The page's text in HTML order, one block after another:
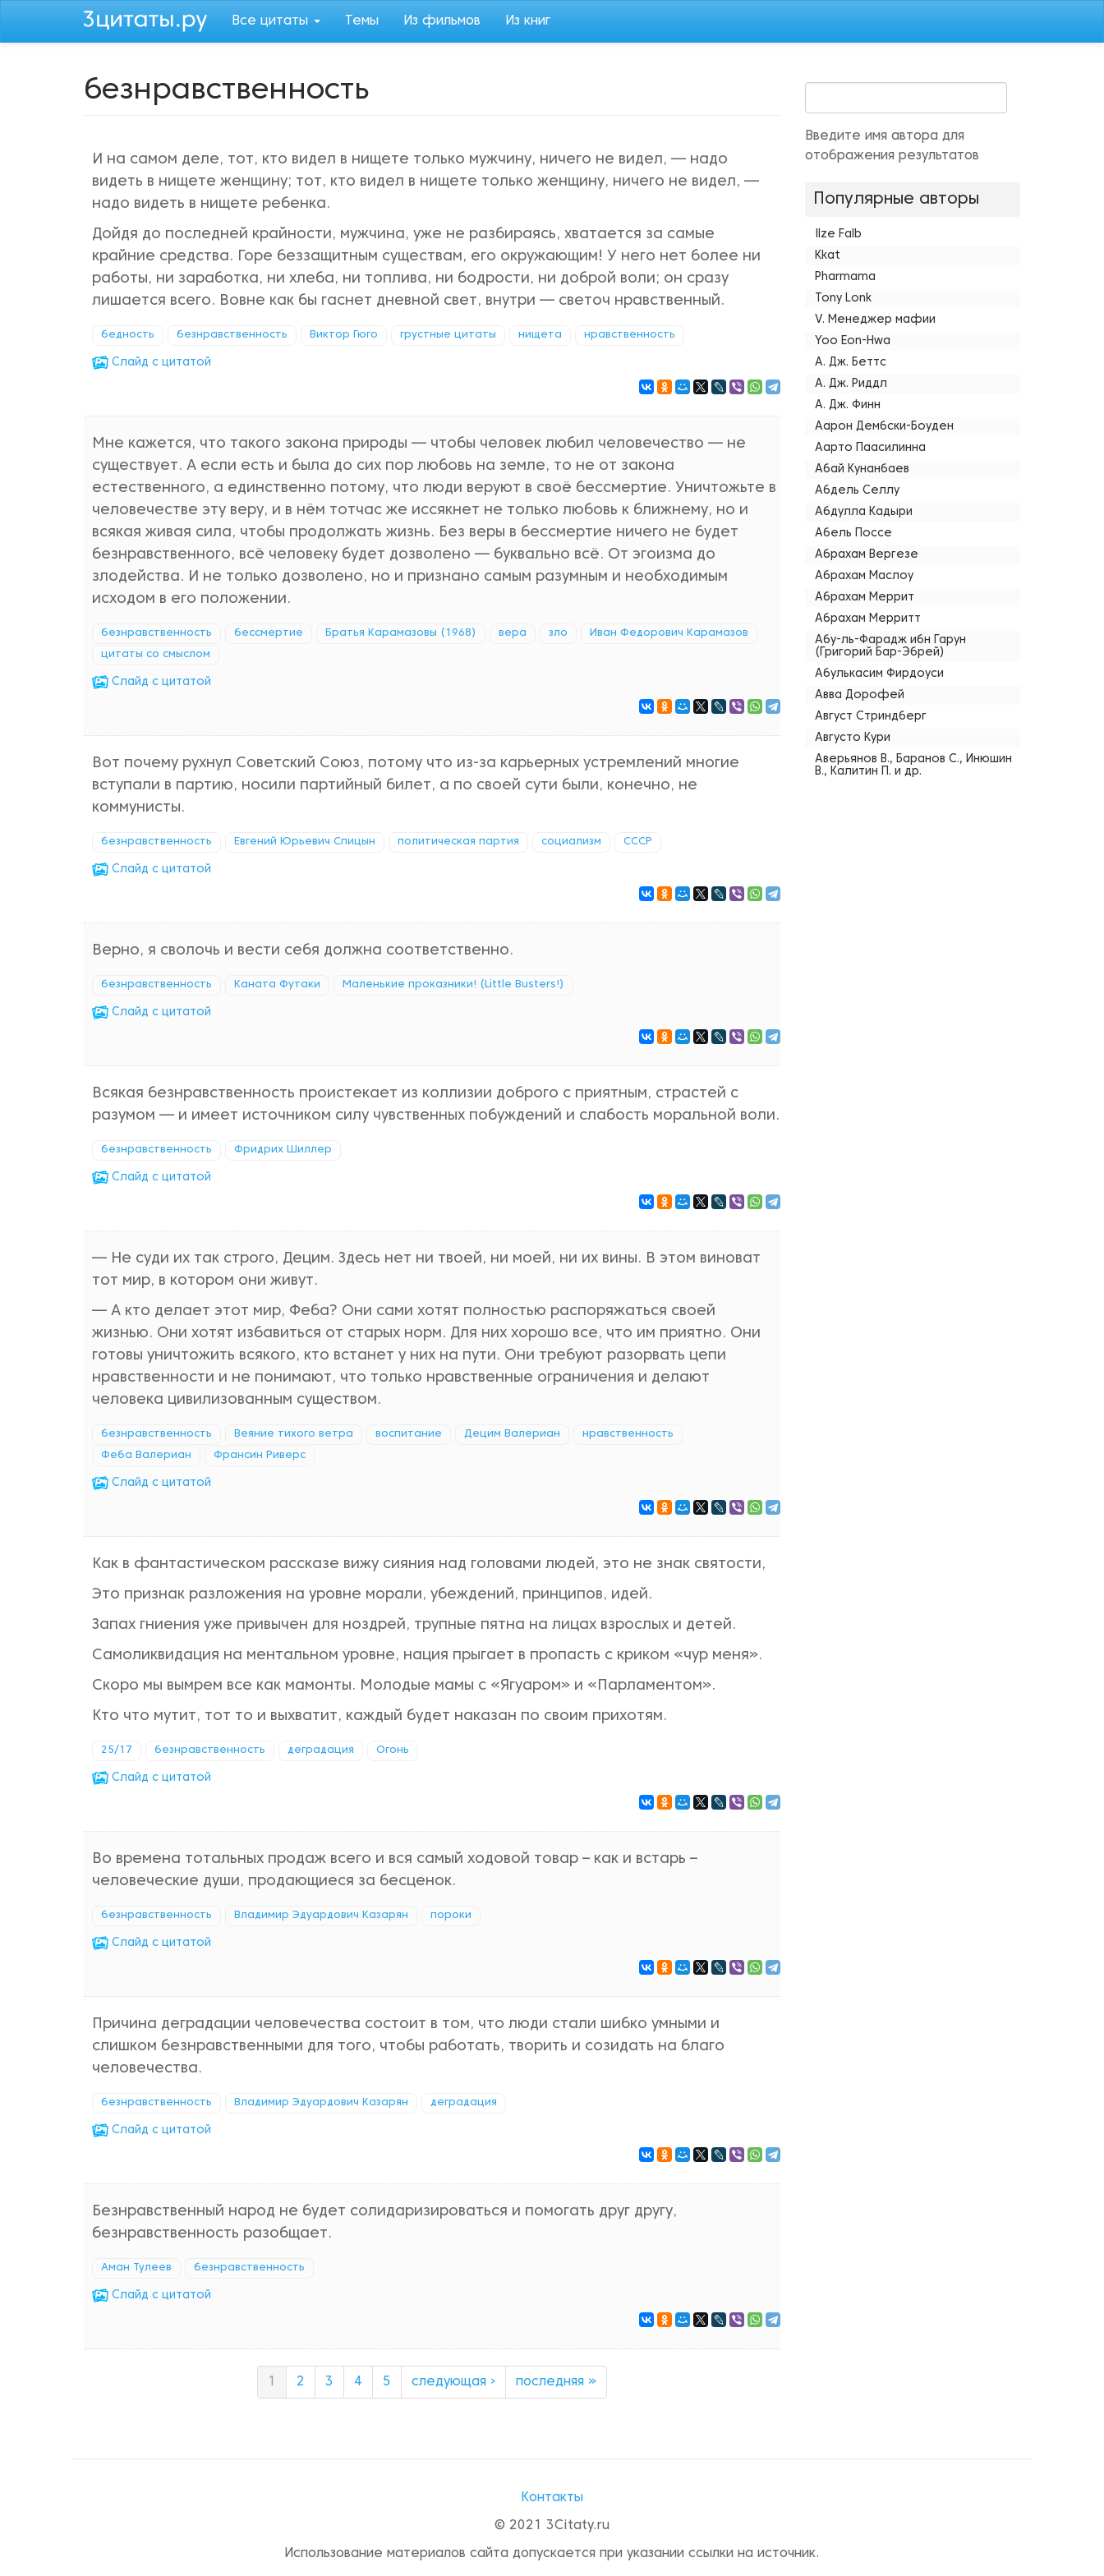
Все цитаты Темы Из фильмов Из книг
безнравственность
И на самом деле, тот, кто видел в нищете только мужчину, ничего не видел, — надо
видеть в нищете женщину; тот, кто видел в нищете только женщину, ничего не видел, —
надо видеть в нищете ребенка.
Дойдя до последней крайности, мужчина, уже не разбираясь, хватается за самые
крайние средства. Горе беззащитным существам, его окружающим! У него нет более ни
работы, ни заработка, ни хлеба, ни топлива, ни бодрости, ни доброй воли; он сразу
лишается всего. Вовне как бы гаснет дневной свет, внутри — светоч нравственный.
бедность безнравственность Виктор Гюго грустные цитаты нищета нравственность
Cлайд с цитатой
Мне кажется, что такого закона природы — чтобы человек любил человечество — не
существует. А если есть и была до сих пор любовь на земле, то не от закона
естественного, а единственно потому, что люди веруют в своё бессмертие. Уничтожьте в
человечестве эту веру, и в нём тотчас же иссякнет не только любовь к ближнему, но и
всякая живая сила, чтобы продолжать жизнь. Без веры в бессмертие ничего не будет
безнравственного, всё человеку будет дозволено — буквально всё. От эгоизма до
злодейства. И не только дозволено, но и признано самым разумным и необходимым
исходом в его положении.
безнравственность бессмертие Братья Карамазовы (1968) вера зло Иван Федорович Карамазов
цитаты со смыслом
Cлайд с цитатой
Вот почему рухнул Советский Союз, потому что из-за карьерных устремлений многие
вступали в партию, носили партийный билет, а по своей сути были, конечно, не
коммунисты.
безнравственность Евгений Юрьевич Спицын политическая партия социализм СССР
Cлайд с цитатой
Верно, я сволочь и вести себя должна соответственно.
безнравственность Каната Футаки Маленькие проказники! (Little Busters!)
Cлайд с цитатой
Всякая безнравственность проистекает из коллизии доброго с приятным, страстей с
разумом — и имеет источником силу чувственных побуждений и слабость моральной воли.
безнравственность Фридрих Шиллер
Cлайд с цитатой
— Не суди их так строго, Децим. Здесь нет ни твоей, ни моей, ни их вины. В этом виноват
тот мир, в котором они живут.
— А кто делает этот мир, Феба? Они сами хотят полностью распоряжаться своей
жизнью. Они хотят избавиться от старых норм. Для них хорошо все, что им приятно. Они
готовы уничтожить всякого, кто встанет у них на пути. Они требуют разорвать цепи
нравственности и не понимают, что только нравственные ограничения и делают
человека цивилизованным существом.
безнравственность Веяние тихого ветра воспитание Децим Валериан нравственность
Феба Валериан Франсин Риверс
Cлайд с цитатой
Как в фантастическом рассказе вижу сияния над головами людей, это не знак святости,
Это признак разложения на уровне морали, убеждений, принципов, идей.
Запах гниения уже привычен для ноздрей, трупные пятна на лицах взрослых и детей.
Самоликвидация на ментальном уровне, нация прыгает в пропасть с криком «чур меня».
Скоро мы вымрем все как мамонты. Молодые мамы с «Ягуаром» и «Парламентом».
Кто что мутит, тот то и выхватит, каждый будет наказан по своим прихотям.
25/17 безнравственность деградация Огонь
Cлайд с цитатой
Во времена тотальных продаж всего и вся самый ходовой товар – как и встарь –
человеческие души, продающиеся за бесценок.
безнравственность Владимир Эдуардович Казарян пороки
Cлайд с цитатой
Причина деградации человечества состоит в том, что люди стали шибко умными и
слишком безнравственными для того, чтобы работать, творить и созидать на благо
человечества.
безнравственность Владимир Эдуардович Казарян деградация
Cлайд с цитатой
Безнравственный народ не будет солидаризироваться и помогать друг другу,
безнравственность разобщает.
Аман Тулеев безнравственность
Cлайд с цитатой
2 3 4 5 следующая › последняя »
Введите имя автора для
отображения результатов
Популярные авторы
Ilze Falb
Kkat
Pharmama
Tony Lonk
V. Менеджер мафии
Yoo Eon-Hwa
А. Дж. Беттс
А. Дж. Риддл
А. Дж. Финн
Аарон Дембски-Боуден
Аарто Паасилинна
Абай Кунанбаев
Абдель Селлу
Абдулла Кадыри
Абель Поссе
Абрахам Вергезе
Абрахам Маслоу
Абрахам Меррит
Абрахам Мерритт
Абу-ль-Фарадж ибн Гарун
(Григорий Бар-Эбрей)
Абулькасим Фирдоуси
Авва Дорофей
Август Стриндберг
Августо Кури
Аверьянов В., Баранов С., Инюшин
В., Калитин П. и др.
Контакты
© 2021 3Citaty.ru
Использование материалов сайта допускается при указании ссылки на источник.